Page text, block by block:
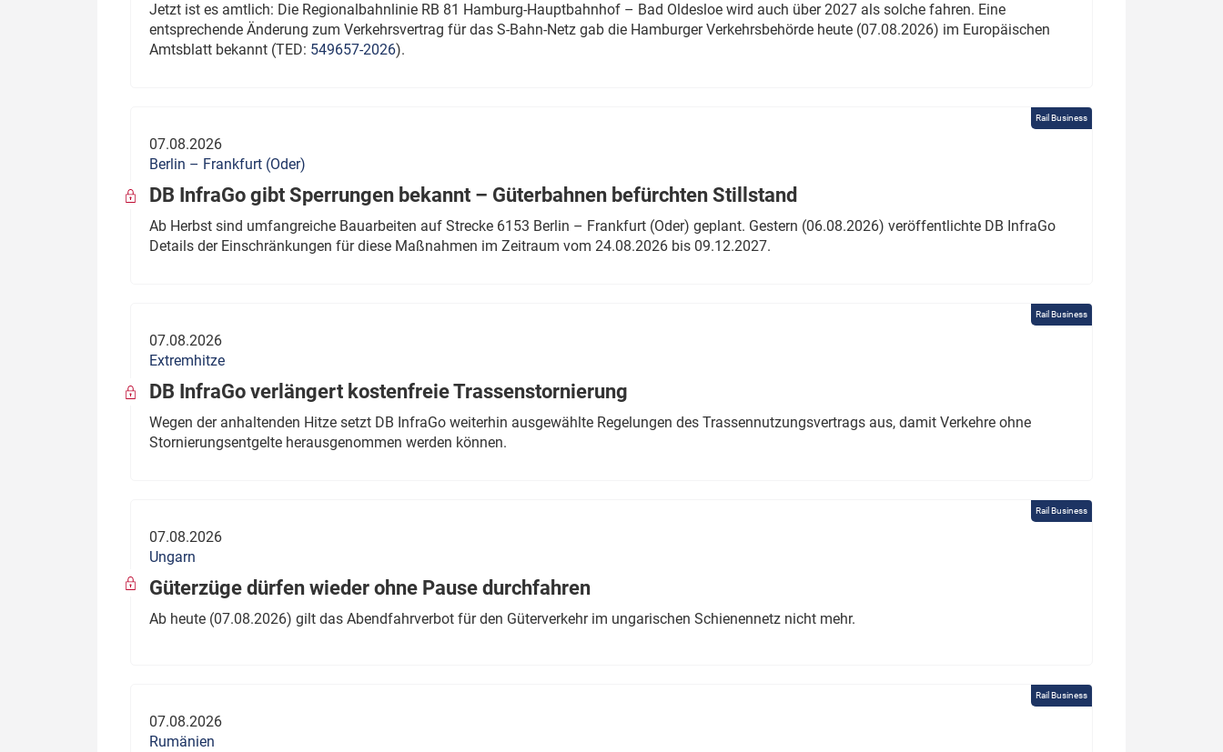
Jetzt ist es amtlich: Die Regionalbahnlinie RB 81 Hamburg-Hauptbahnhof – Bad Oldesloe wird auch über 2027 als solche fahren. Eine
entsprechende Änderung zum Verkehrsvertrag für das S-Bahn-Netz gab die Hamburger Verkehrsbehörde heute (07.08.2026) im Europäischen
Amtsblatt bekannt (TED: 549657-2026).
Rail Business
07.08.2026
Berlin – Frankfurt (Oder)
DB InfraGo gibt Sperrungen bekannt – Güterbahnen befürchten Stillstand
Ab Herbst sind umfangreiche Bauarbeiten auf Strecke 6153 Berlin – Frankfurt (Oder) geplant. Gestern (06.08.2026) veröffentlichte DB InfraGo
Details der Einschränkungen für diese Maßnahmen im Zeitraum vom 24.08.2026 bis 09.12.2027.
Rail Business
07.08.2026
Extremhitze
DB InfraGo verlängert kostenfreie Trassenstornierung
Wegen der anhaltenden Hitze setzt DB InfraGo weiterhin ausgewählte Regelungen des Trassennutzungsvertrags aus, damit Verkehre ohne
Stornierungsentgelte herausgenommen werden können.
Rail Business
07.08.2026
Ungarn
Güterzüge dürfen wieder ohne Pause durchfahren
Ab heute (07.08.2026) gilt das Abendfahrverbot für den Güterverkehr im ungarischen Schienennetz nicht mehr.
Rail Business
07.08.2026
Rumänien